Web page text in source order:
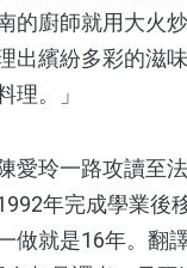
的廚師就用大
出繽紛多彩的滋
理。」
玲一路攻讀至法
年完成學業
做就是16年。翻